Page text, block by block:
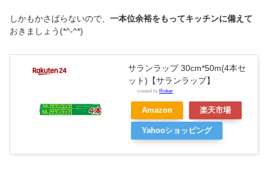
しかもかさばらないので、 一本位余裕をもってキッチンに備えて
おきましょう(*^-^*)
サランラップ 30cm*50m(4本セ
ット)【サランラップ】
created by Rinker
Amazon 楽天市場
Yahooショッピング